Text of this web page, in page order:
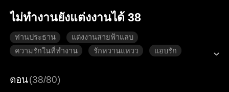
ไม่ทำงานยังแต่งงานได้ 38
ท่านประธาน
แต่งงานสายฟ้าแลบ
ความรักในที่ทำงาน
รักหวานแหวว
แอบรัก
ตอน(38/80)